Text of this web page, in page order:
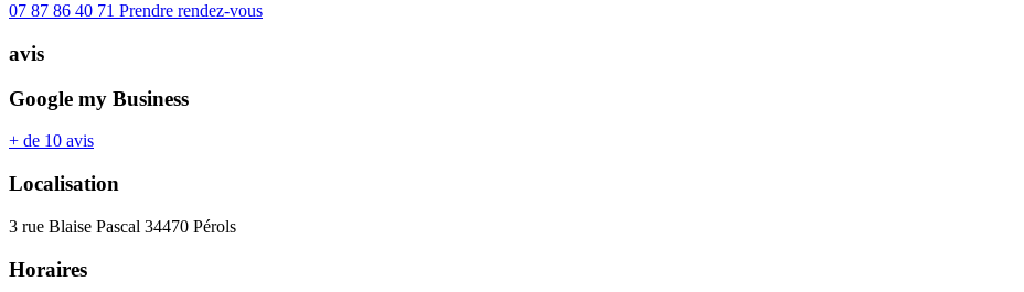
07 87 86 40 71 Prendre rendez-vous
avis
Google my Business
+ de 10 avis
Localisation
3 rue Blaise Pascal 34470 Pérols
Horaires